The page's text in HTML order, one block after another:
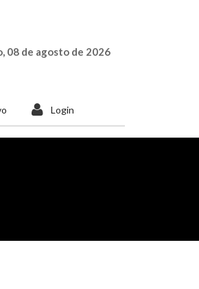
08 de agosto de 2026
Login